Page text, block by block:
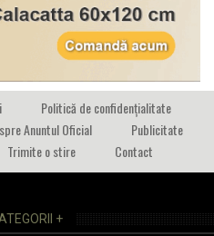
Politică de confidențialitate
Anuntul Oficial
Publicitate
Trimite o stire Contact
+